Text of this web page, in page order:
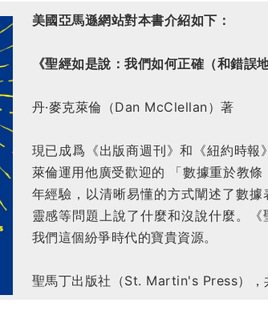
美國亞馬遜網站對本書介紹如下：
《聖經如是說：我們如何正確（和錯誤
丹·麥克萊倫（Dan McClellan）著
現已成爲《出版商週刊》和《紐約時報
萊倫運用他廣受歡迎的 「數據重於教
年經驗，以清晰易懂的方式闡述了數據
靈感等問題上說了什麼和沒說什麼。
我們這個紛爭時代的寶貴資源。
聖馬丁出版社（St. Martin's Press），